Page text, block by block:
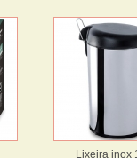
Lixeira inox